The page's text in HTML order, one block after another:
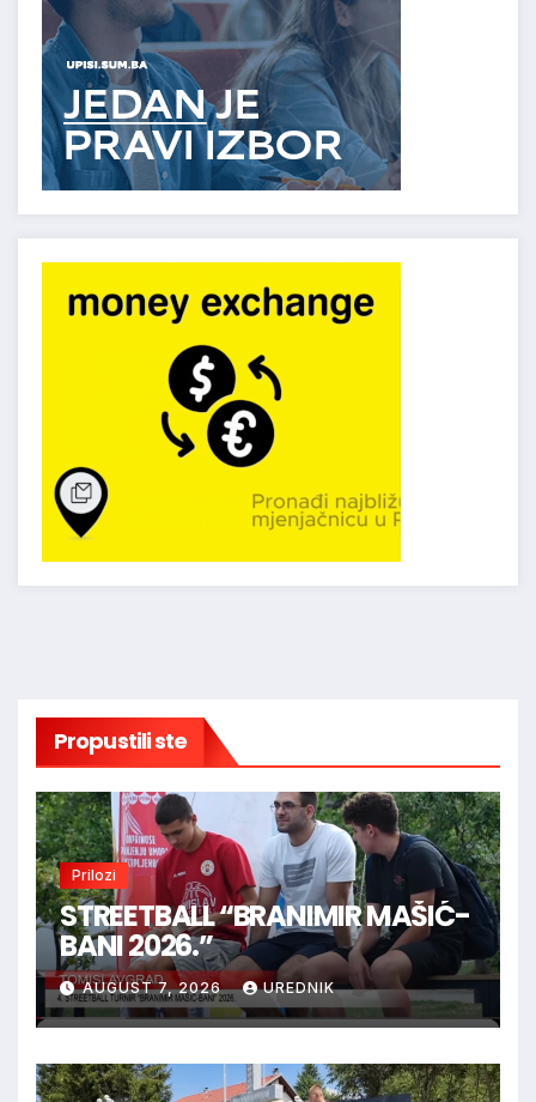
Propustili ste
Prilozi
STREETBALL “BRANIMIR MAŠIĆ-
BANI 2026.”
AUGUST 7, 2026 UREDNIK